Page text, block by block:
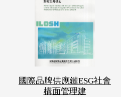
國際品牌供應鏈ESG社會
構面管理建